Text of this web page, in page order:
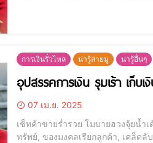
การเงินรั่วไหล น่ารู้สายมู น่ารู้อื่นๆ
อุปสรรคการเงิน รุมเร้า เก็บ
07 เม.ย. 2025
เซ็ทค้าขายร่ำรวย โมบายฮวงจุ้ยน้ำ
ทรัพย์, ของมงคลเรียกลูกค้า, เคล็ด